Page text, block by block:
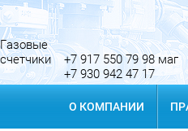
Газовые
счетчики
+7 917 550 79 98 маг
+7 930 942 47 17
О КОМПАНИИ